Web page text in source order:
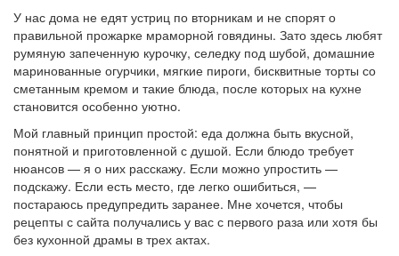
У нас дома не едят устриц по вторникам и не спорят о
правильной прожарке мраморной говядины. Зато здесь любят
румяную запеченную курочку, селедку под шубой, домашние
маринованные огурчики, мягкие пироги, бисквитные торты со
сметанным кремом и такие блюда, после которых на кухне
становится особенно уютно.
Мой главный принцип простой: еда должна быть вкусной,
понятной и приготовленной с душой. Если блюдо требует
нюансов — я о них расскажу. Если можно упростить —
подскажу. Если есть место, где легко ошибиться, —
постараюсь предупредить заранее. Мне хочется, чтобы
рецепты с сайта получались у вас с первого раза или хотя бы
без кухонной драмы в трех актах.